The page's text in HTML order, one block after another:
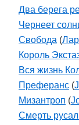
Два берега
Чернеет
Свобода (
Король
Вся жизнь
Преферанс (
Мизантроп (
Смерть